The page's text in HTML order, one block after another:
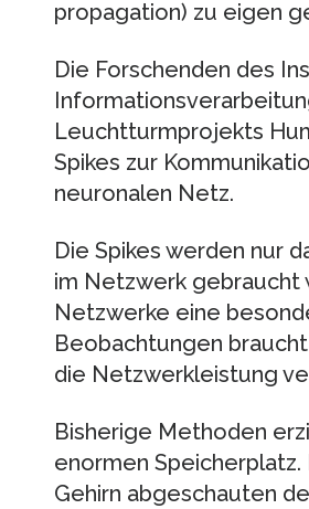
propagation) zu eigen
Die Forschenden des
Leuchtturmprojekts
Spikes zur
neuronalen Netz.
Die Spikes werden nur
im Netzwerk gebraucht
Netzwerke eine
Beobachtungen
die Netzwerkleistung
Bisherige Methoden
enormen
Gehirn abgeschauten